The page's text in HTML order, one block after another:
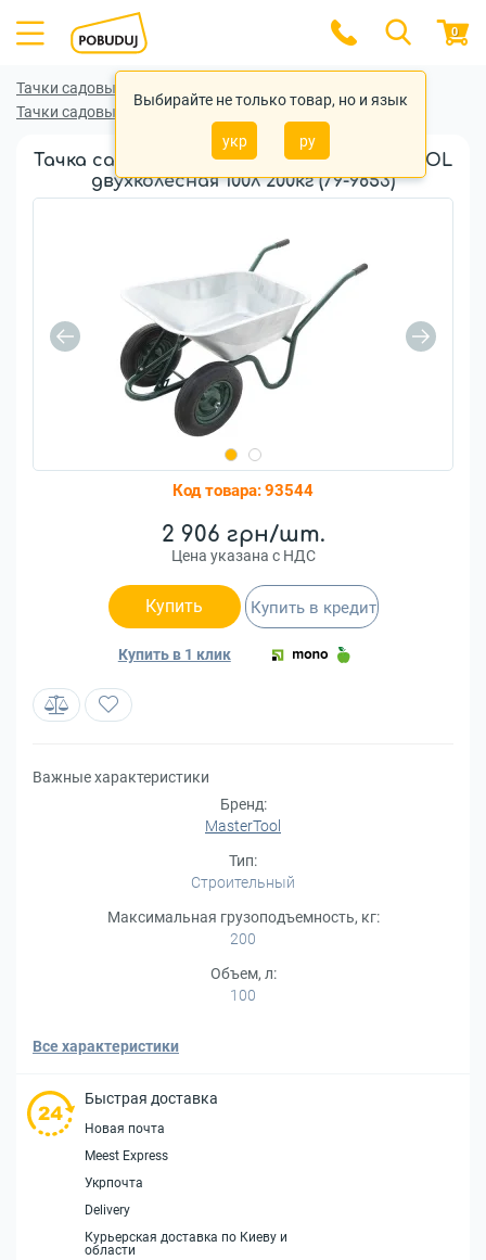
Выбирайте не только товар, но и язык
укр ру
0
Тачки садовые и строительные
Тачки садовые и строительные MasterTool
Тачка садово-строительная MASTER TOOL
двухколесная 100л 200кг (79-9853)
Код товара:93544
2 906 грн/шт.
Цена указана с НДС
Купить
Купить в 1 клик
Купить в кредит
Важные характеристики
Бренд:
MasterTool
Тип:
Строительный
Максимальная грузоподъемность, кг:
200
Объем, л:
100
Все характеристики
Быстрая доставка
Новая почта
Meest Express
Укрпочта
Delivery
Курьерская доставка по Киеву и
области